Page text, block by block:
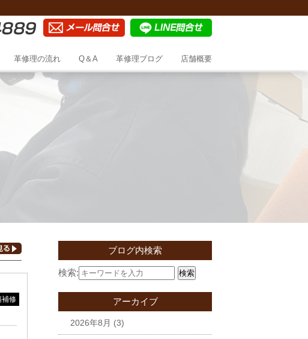
革修理の流れ Q＆A 革修理ブログ 店舗概要
補修
ブログ内検索
検索: 検索
アーカイブ
2026年8月 (3)